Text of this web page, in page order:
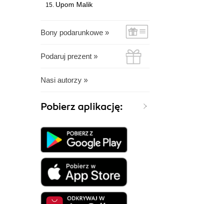
Upom Malik
Bony podarunkowe »
Podaruj prezent »
Nasi autorzy »
Pobierz aplikację: